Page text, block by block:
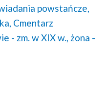
powstańcze,
Cmentarz
- zm. w XIX w., żona -